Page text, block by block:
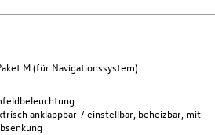
M (für Navigationssystem)
anklappbar-/ einstellbar, beheizbar, mit